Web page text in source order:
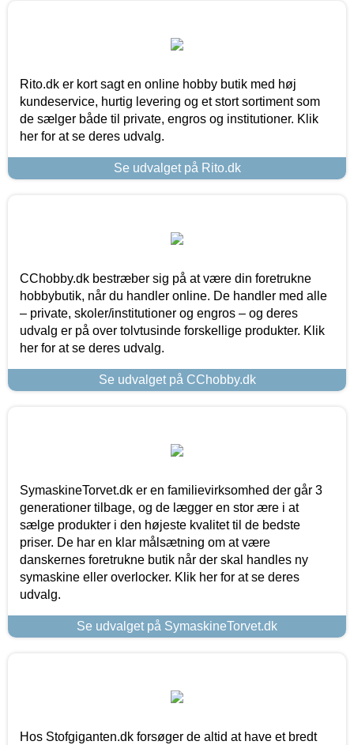
Rito.dk er kort sagt en online hobby butik med høj
kundeservice, hurtig levering og et stort sortiment som
de sælger både til private, engros og institutioner. Klik
her for at se deres udvalg.
Se udvalget på Rito.dk
CChobby.dk bestræber sig på at være din foretrukne
hobbybutik, når du handler online. De handler med alle
– private, skoler/institutioner og engros – og deres
udvalg er på over tolvtusinde forskellige produkter. Klik
her for at se deres udvalg.
Se udvalget på CChobby.dk
SymaskineTorvet.dk er en familievirksomhed der går 3
generationer tilbage, og de lægger en stor ære i at
sælge produkter i den højeste kvalitet til de bedste
priser. De har en klar målsætning om at være
danskernes foretrukne butik når der skal handles ny
symaskine eller overlocker. Klik her for at se deres
udvalg.
Se udvalget på SymaskineTorvet.dk
Hos Stofgiganten.dk forsøger de altid at have et bredt